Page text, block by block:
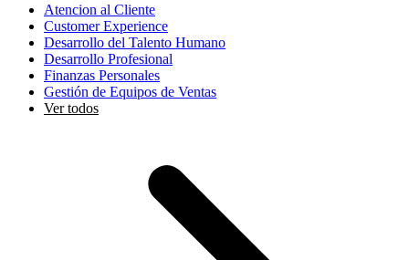
Atencion al Cliente
Customer Experience
Desarrollo del Talento Humano
Desarrollo Profesional
Finanzas Personales
Gestión de Equipos de Ventas
Ver todos